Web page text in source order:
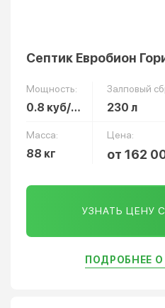
Септик Евробион
Мощность:
0.8 куб/сут
Залповый
230 л
Масса:
88 кг
Цена:
от 162
УЗНАТЬ ЦЕНУ
ПОДРОБНЕЕ О